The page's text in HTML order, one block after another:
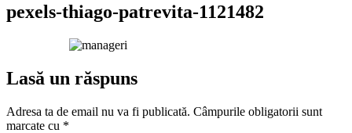
pexels-thiago-patrevita-1121482
Lasă un răspuns
Adresa ta de email nu va fi publicată. Câmpurile obligatorii sunt
marcate cu *